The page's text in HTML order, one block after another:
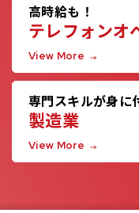
高時給も！
テレフォンオ
View More
専門スキルが身に
製造業
View More